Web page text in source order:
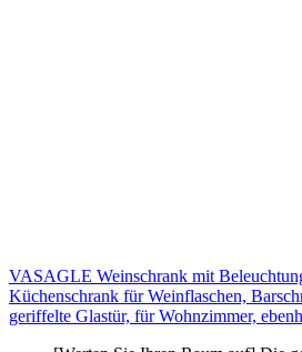
VASAGLE Weinschrank mit
Küchenschrank für Weinflaschen,
geriffelte Glastür, für Wohnzimmer,